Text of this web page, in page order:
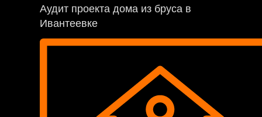
Аудит проекта дома из бруса в
Ивантеевке